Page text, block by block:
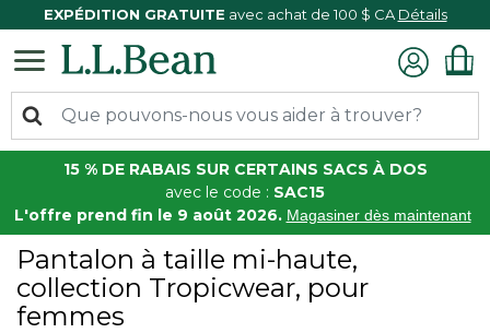
EXPÉDITION GRATUITE avec achat de 100 $ CA Détails
15 % DE RABAIS SUR CERTAINS SACS À DOS
avec le code : SAC15
L'offre prend fin le 9 août 2026. Magasiner dès maintenant
Pantalon à taille mi-haute,
collection Tropicwear, pour
femmes